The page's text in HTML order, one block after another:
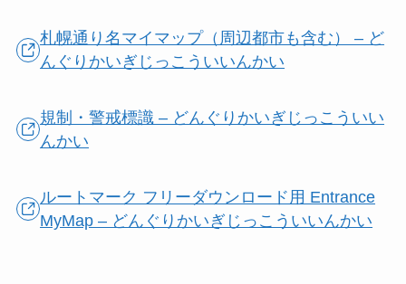
札幌通り名マイマップ（周辺都市も含む） – ど
んぐりかいぎじっこういいんかい
規制・警戒標識 – どんぐりかいぎじっこういい
んかい
ルートマーク フリーダウンロード用 Entrance
MyMap – どんぐりかいぎじっこういいんかい